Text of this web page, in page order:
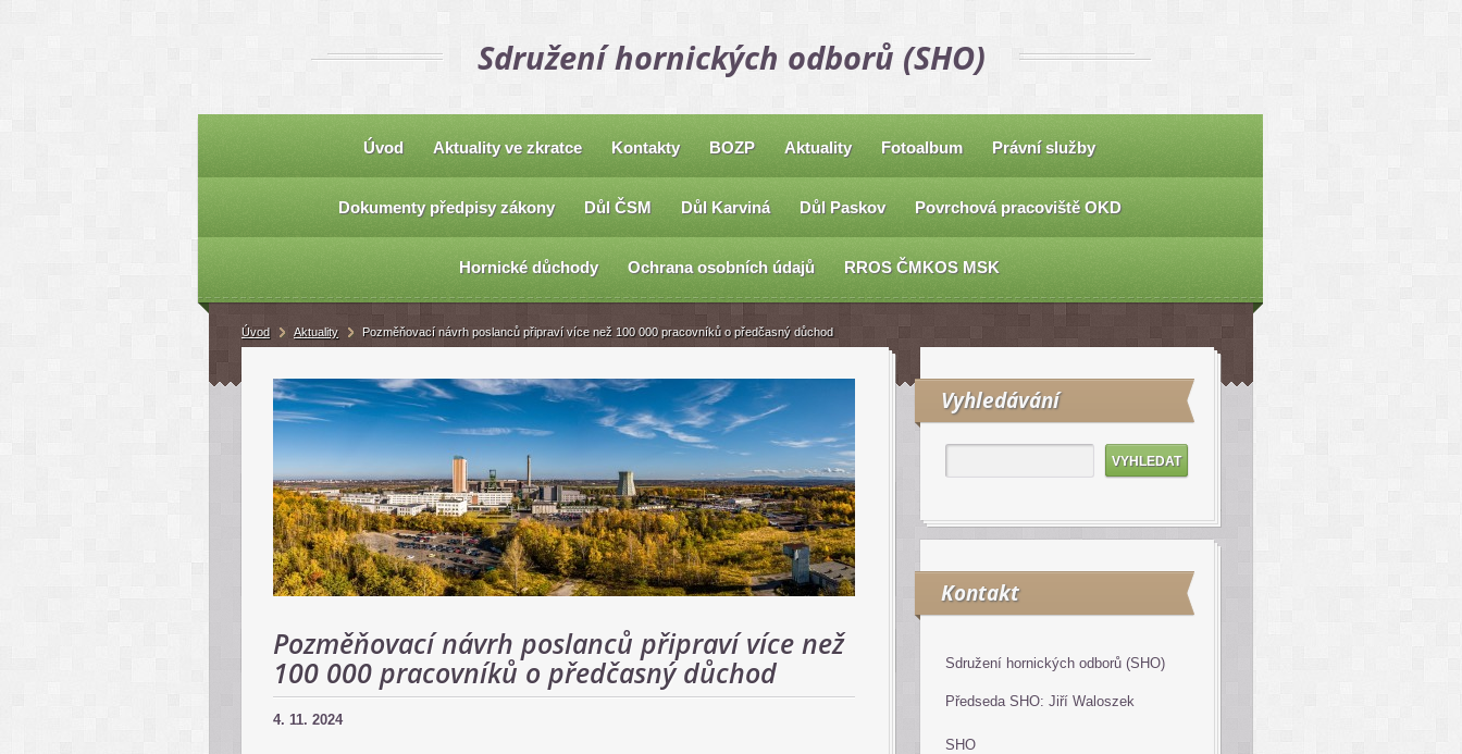
Sdružení hornických odborů (SHO)
Úvod Aktuality ve zkratce Kontakty BOZP Aktuality Fotoalbum Právní služby
Dokumenty předpisy zákony Důl ČSM Důl Karviná Důl Paskov Povrchová pracoviště OKD
Hornické důchody Ochrana osobních údajů RROS ČMKOS MSK
Pozměňovací návrh poslanců připraví více než
100 000 pracovníků o předčasný důchod
4. 11. 2024
Vyhledávání
Kontakt
Sdružení hornických odborů (SHO)
Předseda SHO: Jiří Waloszek
SHO
Úvod Aktuality Pozměňovací návrh poslanců připraví více než 100 000 pracovníků o předčasný důchod